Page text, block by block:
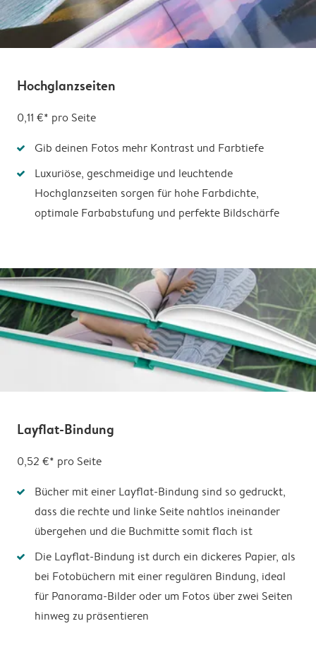
Hochglanzseiten
0,11 €* pro Seite
Gib deinen Fotos mehr Kontrast und Farbtiefe
Luxuriöse, geschmeidige und leuchtende
Hochglanzseiten sorgen für hohe Farbdichte,
optimale Farbabstufung und perfekte Bildschärfe
Layflat-Bindung
0,52 €* pro Seite
Bücher mit einer Layflat-Bindung sind so gedruckt,
dass die rechte und linke Seite nahtlos ineinander
übergehen und die Buchmitte somit flach ist
Die Layflat-Bindung ist durch ein dickeres Papier, als
bei Fotobüchern mit einer regulären Bindung, ideal
für Panorama-Bilder oder um Fotos über zwei Seiten
hinweg zu präsentieren